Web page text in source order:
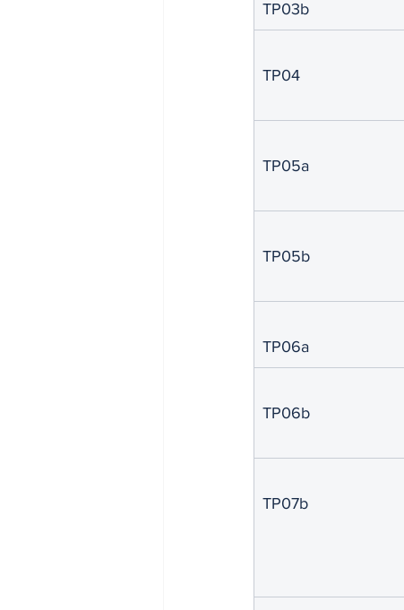
INDICES & INDEX VIE
TP03b
TP04
TP05a
TP05b
TP06a
TP06b
TP07b